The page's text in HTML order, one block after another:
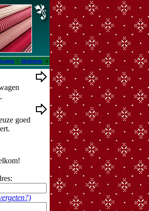
| Afrekenen ::
goed